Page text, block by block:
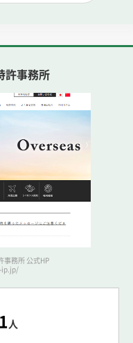
許事務所
事務所 公式HP
ip.jp/
1人